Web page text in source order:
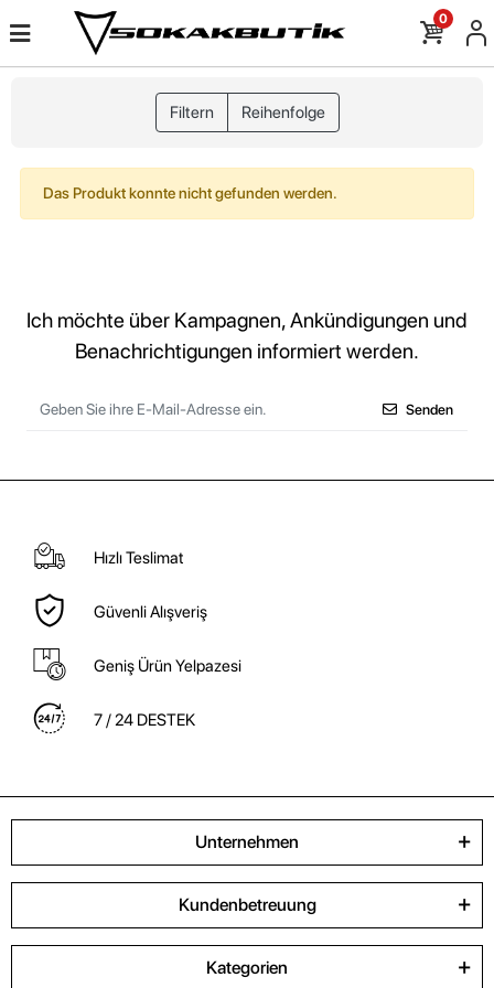
0
Filtern Reihenfolge
Das Produkt konnte nicht gefunden werden.
Ich möchte über Kampagnen, Ankündigungen und
Benachrichtigungen informiert werden.
Senden
Hızlı Teslimat
Güvenli Alışveriş
Geniş Ürün Yelpazesi
7 / 24 DESTEK
Unternehmen
Kundenbetreuung
Kategorien